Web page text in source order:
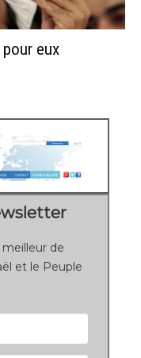
eux
de
et le Peuple